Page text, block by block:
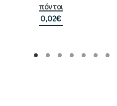
πόντοι
0,02€